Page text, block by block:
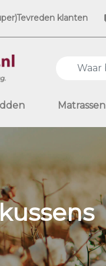
klanten
Matrassen